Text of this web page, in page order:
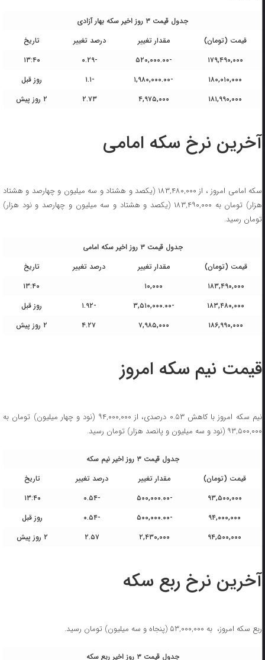
جدول قیمت ۳ روز اخیر سکه بهار آزادی
قیمت (تومان)
مقدار تغییر درصد تغییر
تاریخ
۱۷۹,۴۹۰,۰۰۰
۱۳:۴۰
۱۸۰,۰۱۰,۰۰۰
روز قبل
۱۸۱,۹۹۰,۰۰۰
۴,۹۷۵,۰۰۰ ۲.۷۳ ۲ روز پیش
آخرین نرخ سکه امامی
سکه امامی امروز ، از ۱۸۳,۴۸۰,۰۰۰ (یکصد و هشتاد و سه میلیون و چهارصد و هشتاد
هزار) تومان به ۱۸۳,۴۹۰,۰۰۰ (یکصد و هشتاد و سه میلیون و چهارصد و نود هزار)
تومان رسید.
جدول قیمت ۳ روز اخیر سکه امامی
قیمت (تومان)
مقدار تغییر درصد تغییر
تاریخ
۱۸۳,۴۹۰,۰۰۰
۱۰,۰۰۰
۱۳:۴۰
۱۸۳,۴۸۰,۰۰۰
روز قبل
۱۸۶,۹۹۰,۰۰۰
۷,۹۸۵,۰۰۰ ۴.۲۷ ۲ روز پیش
قیمت نیم سکه امروز
نیم سکه امروز با کاهش ۰.۵۳ درصدی، از ۹۴,۰۰۰,۰۰۰ (نود و چهار میلیون) تومان به
۹۳,۵۰۰,۰۰۰ (نود و سه میلیون و پانصد هزار) تومان رسید.
جدول قیمت ۳ روز اخیر نیم سکه
قیمت (تومان)
مقدار تغییر درصد تغییر
تاریخ
۹۳,۵۰۰,۰۰۰
۱۳:۴۰
۹۴,۰۰۰,۰۰۰
روز قبل
۹۴,۵۰۰,۰۰۰
۲,۴۳۰,۰۰۰ ۲.۵۷ ۲ روز پیش
آخرین نرخ ربع سکه
ربع سکه امروز، به ۵۳,۰۰۰,۰۰۰ (پنجاه و سه میلیون) تومان رسید.
جدول قیمت ۳ روز اخیر ربع سکه